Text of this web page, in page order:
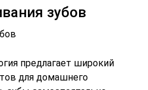
зубов
предлагает широкий
для домашнего